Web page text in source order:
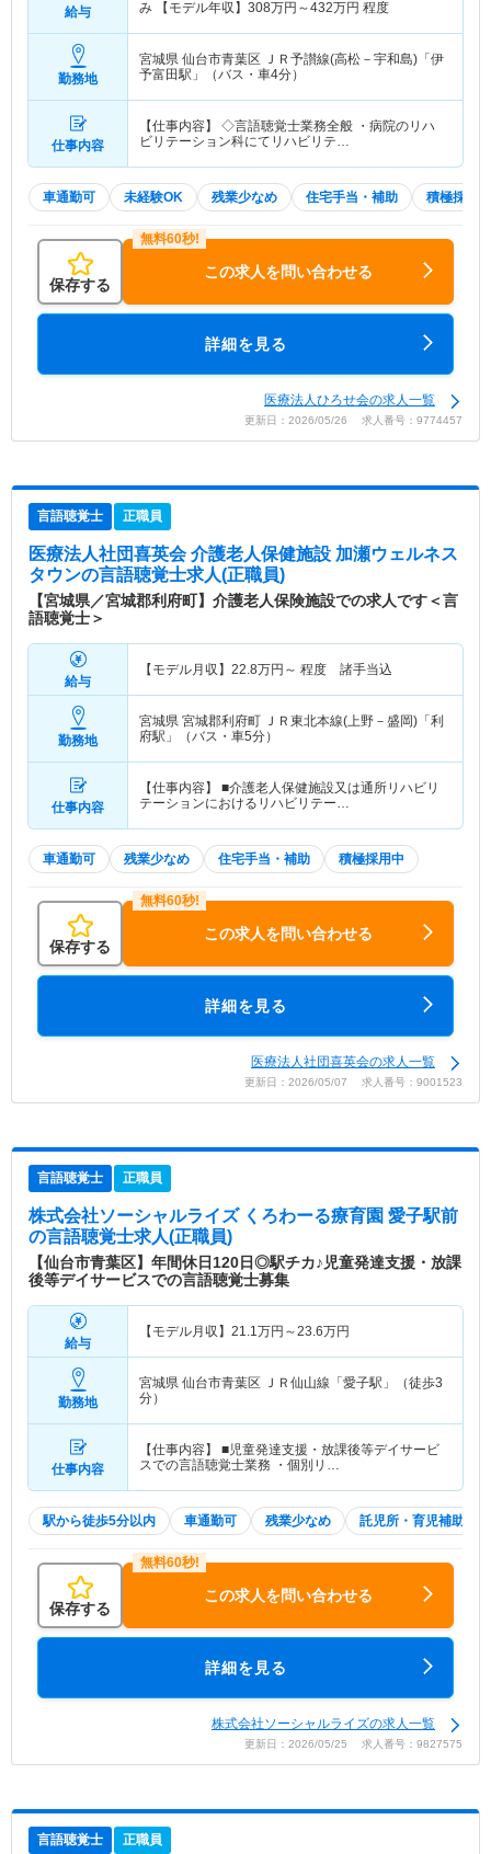
給与
み 【モデル年収】 308万円～432万円 程度
勤務地
宮城県 仙台市青葉区 ＪＲ予讃線(高松－宇和島)「伊
予富田駅」（バス・車4分）
仕事内容
【仕事内容】 ◇言語聴覚士業務全般 ・病院のリハ
ビリテーション科にてリハビリテ…
車通勤可 未経験OK 残業少なめ 住宅手当・補助 積極採用中
保存する
この求人を問い合わせる
詳細を見る
医療法人ひろせ会の求人一覧
更新日：2026/05/26 求人番号：9774457
言語聴覚士 正職員
医療法人社団喜英会 介護老人保健施設 加瀬ウェルネス
タウンの言語聴覚士求人(正職員)
【宮城県／宮城郡利府町】介護老人保険施設での求人です＜言
語聴覚士＞
給与
【モデル月収】 22.8万円～ 程度 諸手当込
勤務地
宮城県 宮城郡利府町 ＪＲ東北本線(上野－盛岡)「利
府駅」（バス・車5分）
仕事内容
【仕事内容】 ■介護老人保健施設又は通所リハビリ
テーションにおけるリハビリテー…
車通勤可 残業少なめ 住宅手当・補助 積極採用中
保存する
この求人を問い合わせる
詳細を見る
医療法人社団喜英会の求人一覧
更新日：2026/05/07 求人番号：9001523
言語聴覚士 正職員
株式会社ソーシャルライズ くろわーる療育園 愛子駅前
の言語聴覚士求人(正職員)
【仙台市青葉区】年間休日120日◎駅チカ♪児童発達支援・放課
後等デイサービスでの言語聴覚士募集
給与
【モデル月収】 21.1万円～23.6万円
勤務地
宮城県 仙台市青葉区 ＪＲ仙山線「愛子駅」（徒歩3
分）
仕事内容
【仕事内容】 ■児童発達支援・放課後等デイサービ
スでの言語聴覚士業務 ・個別リ…
駅から徒歩5分以内 車通勤可 残業少なめ 託児所・育児補助
保存する
この求人を問い合わせる
詳細を見る
株式会社ソーシャルライズの求人一覧
更新日：2026/05/25 求人番号：9827575
言語聴覚士 正職員